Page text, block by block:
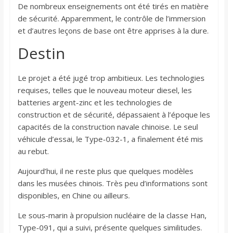
De nombreux enseignements ont été tirés en matière
de sécurité. Apparemment, le contrôle de l’immersion
et d’autres leçons de base ont être apprises à la dure.
Destin
Le projet a été jugé trop ambitieux. Les technologies
requises, telles que le nouveau moteur diesel, les
batteries argent-zinc et les technologies de
construction et de sécurité, dépassaient à l’époque les
capacités de la construction navale chinoise. Le seul
véhicule d’essai, le Type-032-1, a finalement été mis
au rebut.
Aujourd’hui, il ne reste plus que quelques modèles
dans les musées chinois. Très peu d’informations sont
disponibles, en Chine ou ailleurs.
Le sous-marin à propulsion nucléaire de la classe Han,
Type-091, qui a suivi, présente quelques similitudes.